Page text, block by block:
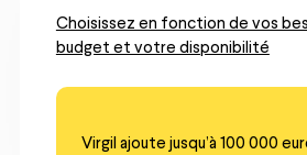
Choisissez en fonction de vos
budget et votre disponibilité
Virgil ajoute jusqu’à 100 000